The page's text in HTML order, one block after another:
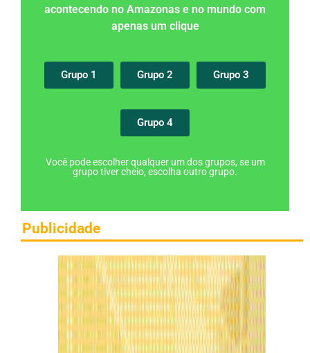
acontecendo no Amazonas e no mundo com
apenas um clique
Grupo 1 Grupo 2 Grupo 3
Grupo 4
Você pode escolher qualquer um dos grupos, se um
grupo tiver cheio, escolha outro grupo.
Publicidade